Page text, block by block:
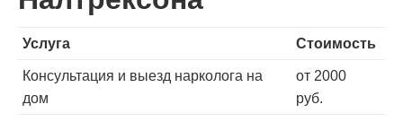
Услуга Стоимость
Консультация и выезд нарколога на
дом
от 2000
руб.